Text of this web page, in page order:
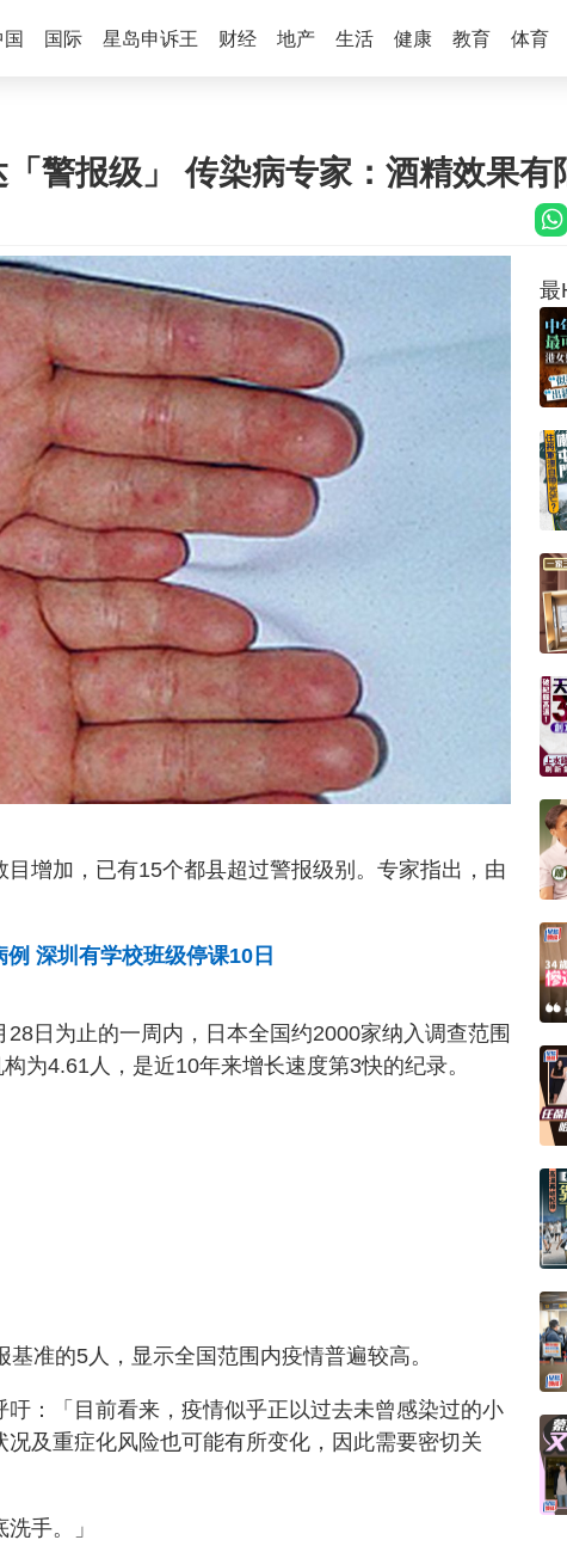
国 国际 星岛申诉王 财经 地产 生活 健康 教育 体育
警报级」 传染病专家：酒精效果有
增加，已有15个都县超过警报级别。专家指出，由
深圳有学校班级停课10日
日为止的一周内，日本全国约2000家纳入调查范围
为4.61人，是近10年来增长速度第3快的纪录。
准的5人，显示全国范围内疫情普遍较高。
：「目前看来，疫情似乎正以过去未曾感染过的小
及重症化风险也可能有所变化，因此需要密切关
手。」
最